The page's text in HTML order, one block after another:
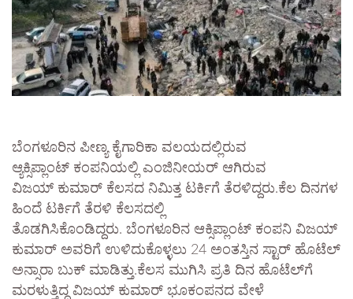
ಬೆಂಗಳೂರಿನ ಪೀಣ್ಯ ಕೈಗಾರಿಕಾ ವಲಯದಲ್ಲಿರುವ
ಆ್ಯಕ್ಸಿಪ್ಲಾಂಟ್ ಕಂಪನಿಯಲ್ಲಿ ಎಂಜಿನೀಯರ್ ಆಗಿರುವ
ವಿಜಯ್ ಕುಮಾರ್ ಕೆಲಸದ ನಿಮಿತ್ತ ಟರ್ಕಿಗೆ ತೆರಳಿದ್ದರು.ಕೆಲ ದಿನಗಳ
ಹಿಂದೆ ಟರ್ಕಿಗೆ ತೆರಳಿ ಕೆಲಸದಲ್ಲಿ
ತೊಡಗಿಸಿಕೊಂಡಿದ್ದರು. ಬೆಂಗಳೂರಿನ ಆಕ್ಸಿಪ್ಲಾಂಟ್ ಕಂಪನಿ ವಿಜಯ್
ಕುಮಾರ್ ಅವರಿಗೆ ಉಳಿದುಕೊಳ್ಳಲು 24 ಅಂತಸ್ತಿನ ಸ್ಟಾರ್ ಹೊಟೆಲ್
ಅನ್ಸಾರಾ ಬುಕ್ ಮಾಡಿತ್ತು.ಕೆಲಸ ಮುಗಿಸಿ ಪ್ರತಿ ದಿನ ಹೊಟೆಲ್‌ಗೆ
ಮರಳುತ್ತಿದ್ದ ವಿಜಯ್ ಕುಮಾರ್ ಭೂಕಂಪನದ ವೇಳೆ